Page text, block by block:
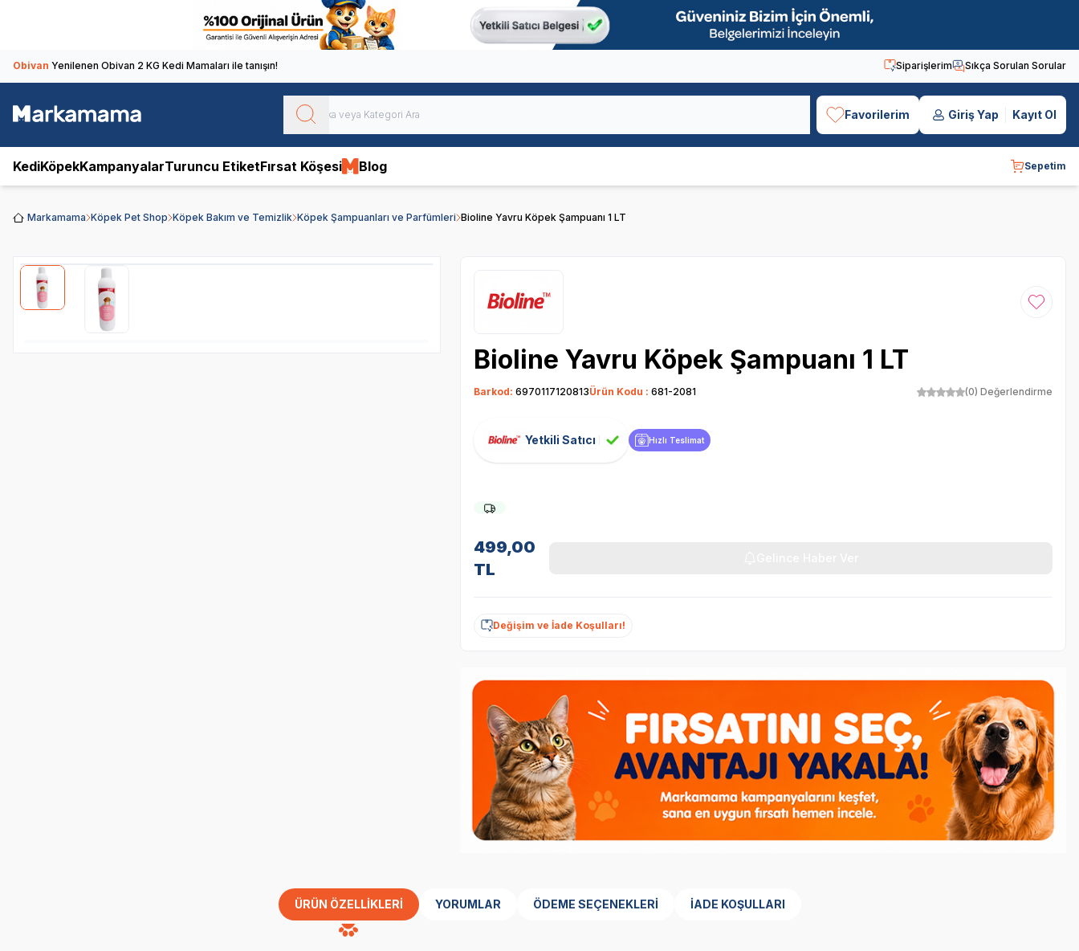
Obivan Yenilenen Obivan 2 KG Kedi Mamaları ile tanışın! Siparişlerim Sıkça Sorulan Sorular
Favorilerim Giriş Yap Kayıt Ol
KediKöpekKampanyalarTuruncu EtiketFırsat Köşesi Blog Sepetim
Markamama Köpek Pet Shop Köpek Bakım ve Temizlik Köpek Şampuanları ve Parfümleri Bioline Yavru Köpek Şampuanı 1 LT
Favoriye
Bioline Yavru Köpek Şampuanı 1 LT
Barkod: 6970117120813Ürün Kodu : 681-2081 (0) Değerlendirme
Yetkili Satıcı Hızlı Teslimat
499,00
TL
Değişim ve İade Koşulları!
ÜRÜN ÖZELLIKLERI YORUMLAR ÖDEME SEÇENEKLERI İADE KOŞULLARI